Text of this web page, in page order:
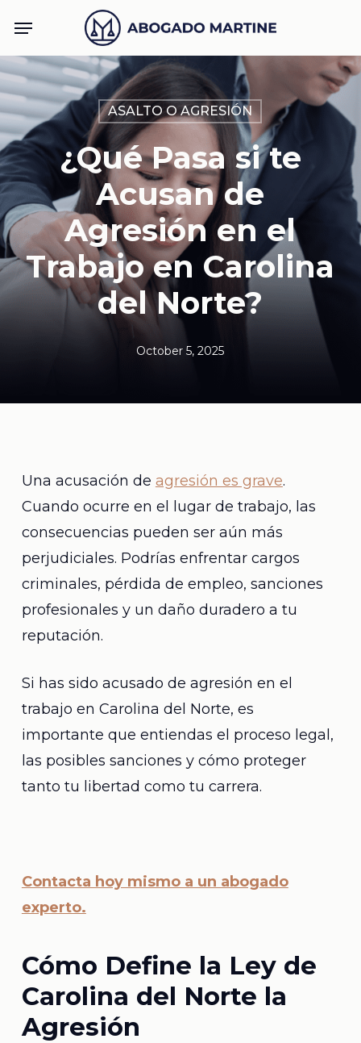
main
content
Menu
ASALTO O AGRESIÓN
¿Qué Pasa si te
Acusan de
Agresión en el
Trabajo en Carolina
del Norte?
October 5, 2025
Una acusación de agresión es grave.
Cuando ocurre en el lugar de trabajo, las
consecuencias pueden ser aún más
perjudiciales. Podrías enfrentar cargos
criminales, pérdida de empleo, sanciones
profesionales y un daño duradero a tu
reputación.
Si has sido acusado de agresión en el
trabajo en Carolina del Norte, es
importante que entiendas el proceso legal,
las posibles sanciones y cómo proteger
tanto tu libertad como tu carrera.
Contacta hoy mismo a un abogado
experto.
Cómo Define la Ley de
Carolina del Norte la
Agresión